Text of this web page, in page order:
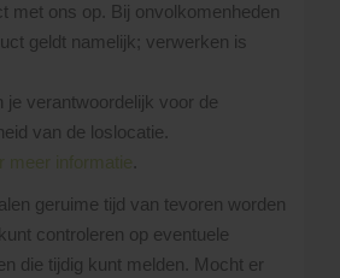
met ons op. Bij onvolkomenheden
geldt namelijk; verwerken is
je verantwoordelijk voor de
van de loslocatie.
meer informatie
geruime tijd van tevoren worden
controleren op eventuele
die tijdig kunt melden. Mocht er